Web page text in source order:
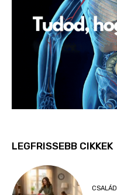
LEGFRISSEBB CIKKEK
CSALÁD